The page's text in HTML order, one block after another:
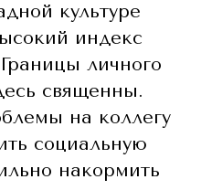
культуре
индекс
личного
священны.
на коллегу
социальную
накормить